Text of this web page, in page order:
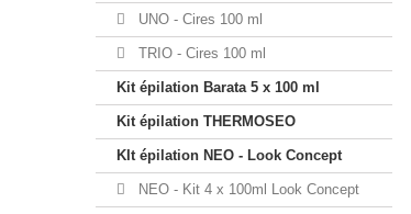
UNO - Cires 100 ml
TRIO - Cires 100 ml
Kit épilation Barata 5 x 100 ml
Kit épilation THERMOSEO
KIt épilation NEO - Look Concept
NEO - Kit 4 x 100ml Look Concept